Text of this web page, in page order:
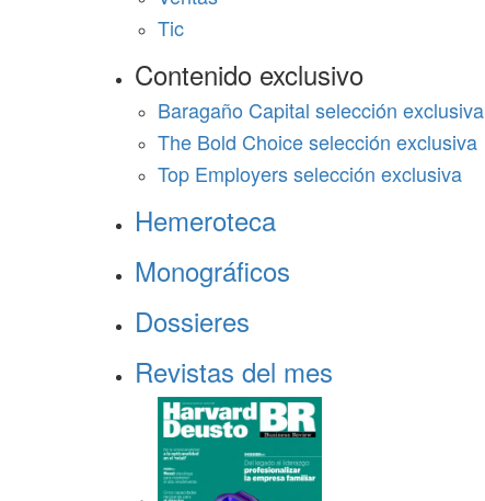
Tic
Contenido exclusivo
Baragaño Capital selección exclusiva
The Bold Choice selección exclusiva
Top Employers selección exclusiva
Hemeroteca
Monográficos
Dossieres
Revistas del mes